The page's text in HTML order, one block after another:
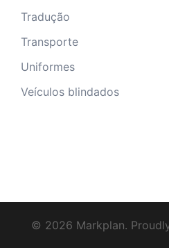
Tradução
Transporte
Uniformes
Veículos blindados
© 2026 Markplan.